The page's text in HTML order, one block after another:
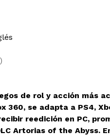
de rol y acción más
360, se adapta a PS4,
reedición en PC,
Artorias of the Abyss.